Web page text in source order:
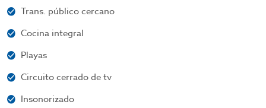
Trans. público cercano
Cocina integral
Playas
Circuito cerrado de tv
Insonorizado